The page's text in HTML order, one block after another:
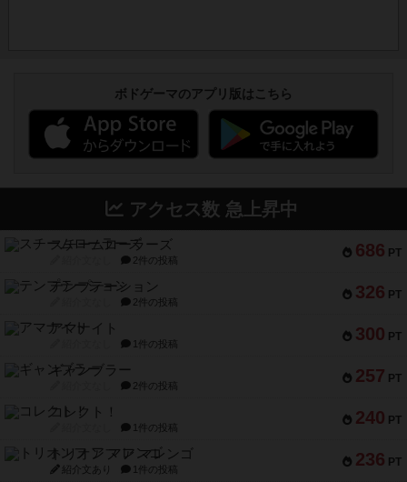
ボドゲーマのアプリ版はこちら
アクセス数 急上昇中
686 PT
スチームローラーズ
2件の投稿
326 PT
テンプテーション
2件の投稿
300 PT
アマナイト
1件の投稿
257 PT
ギャンブラー
2件の投稿
240 PT
コレクト！
1件の投稿
236 PT
トリオンフ ア マレンゴ
紹介文あり 1件の投稿